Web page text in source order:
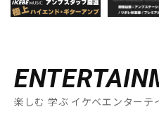
楽しむ 学ぶ イケベエンターテ